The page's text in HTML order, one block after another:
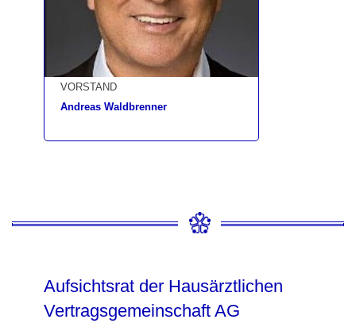
VORSTAND
Andreas Waldbrenner
Aufsichtsrat der Hausärztlichen
Vertragsgemeinschaft AG